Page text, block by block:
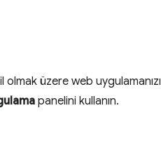
üzere web
panelini kullanın.